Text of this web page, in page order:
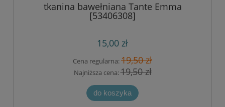
tkanina bawełniana Tante Emma
[53406308]
15,00 zł
Cena regularna:19,50 zł
Najniższa cena:19,50 zł
do koszyka